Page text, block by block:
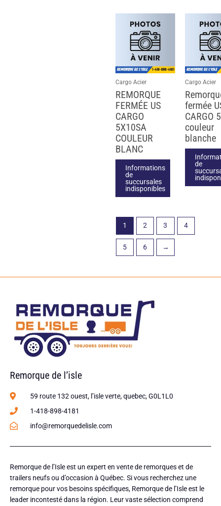
Cargo Acier
REMORQUE
FERMÉE US
CARGO
5X10SA
COULEUR
BLANC
Informations
de
succursales
indisponibles
Cargo Acier
fermée
CARGO
couleur
blanche
de
1 2 3 4
5 6 →
Remorque de l’isle
59 route 132 ouest, l’isle verte, quebec, G0L1L0
1-418-898-4181
info@remorquedelisle.com
Remorque de l’Isle est un expert en vente de remorques et de
trailers neufs ou d’occasion à Québec. Si vous recherchez une
remorque pour vos besoins spécifiques, Remorque de l’Isle est le
leader incontesté dans la région. Leur vaste sélection comprend